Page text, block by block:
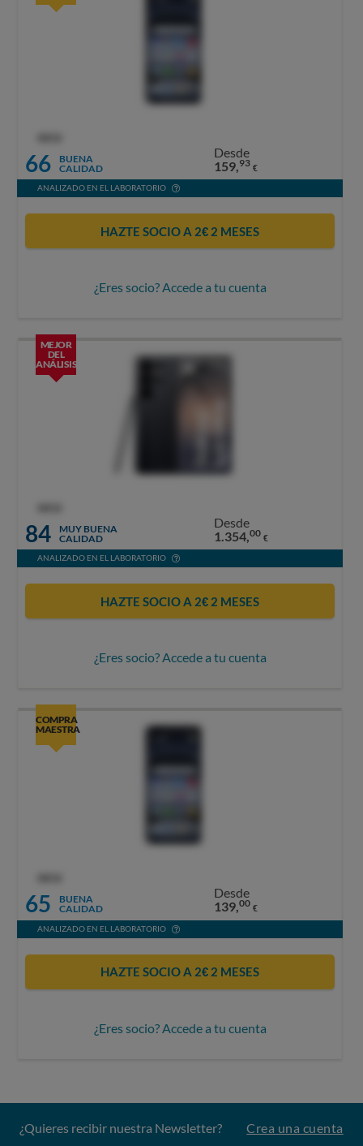
66
BUENA
CALIDAD
Desde
159,93 €
ANALIZADO EN EL LABORATORIO
HAZTE SOCIO A 2€ 2 MESES
¿Eres socio? Accede a tu cuenta
MEJOR
DEL
ANÁLISIS
84
MUY BUENA
CALIDAD
Desde
1.354,00 €
ANALIZADO EN EL LABORATORIO
HAZTE SOCIO A 2€ 2 MESES
¿Eres socio? Accede a tu cuenta
COMPRA
MAESTRA
65
BUENA
CALIDAD
Desde
139,00 €
ANALIZADO EN EL LABORATORIO
HAZTE SOCIO A 2€ 2 MESES
¿Eres socio? Accede a tu cuenta
¿Quieres recibir nuestra Newsletter? Crea una cuenta